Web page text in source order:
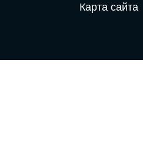
Карта сайта